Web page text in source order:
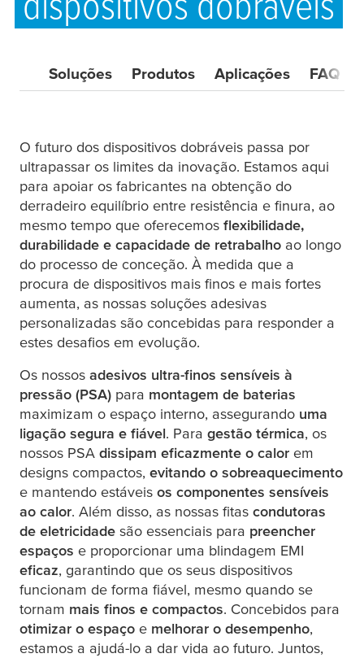
Soluções Produtos Aplicações FAQ
O futuro dos dispositivos dobráveis passa por
ultrapassar os limites da inovação. Estamos aqui
para apoiar os fabricantes na obtenção do
derradeiro equilíbrio entre resistência e finura, ao
mesmo tempo que oferecemos flexibilidade,
durabilidade e capacidade de retrabalho ao longo
do processo de conceção. À medida que a
procura de dispositivos mais finos e mais fortes
aumenta, as nossas soluções adesivas
personalizadas são concebidas para responder a
estes desafios em evolução.
Os nossos adesivos ultra-finos sensíveis à
pressão (PSA) para montagem de baterias
maximizam o espaço interno, assegurando uma
ligação segura e fiável. Para gestão térmica, os
nossos PSA dissipam eficazmente o calor em
designs compactos, evitando o sobreaquecimento
e mantendo estáveis os componentes sensíveis
ao calor. Além disso, as nossas fitas condutoras
de eletricidade são essenciais para preencher
espaços e proporcionar uma blindagem EMI
eficaz, garantindo que os seus dispositivos
funcionam de forma fiável, mesmo quando se
tornam mais finos e compactos. Concebidos para
otimizar o espaço e melhorar o desempenho,
estamos a ajudá-lo a dar vida ao futuro. Juntos,